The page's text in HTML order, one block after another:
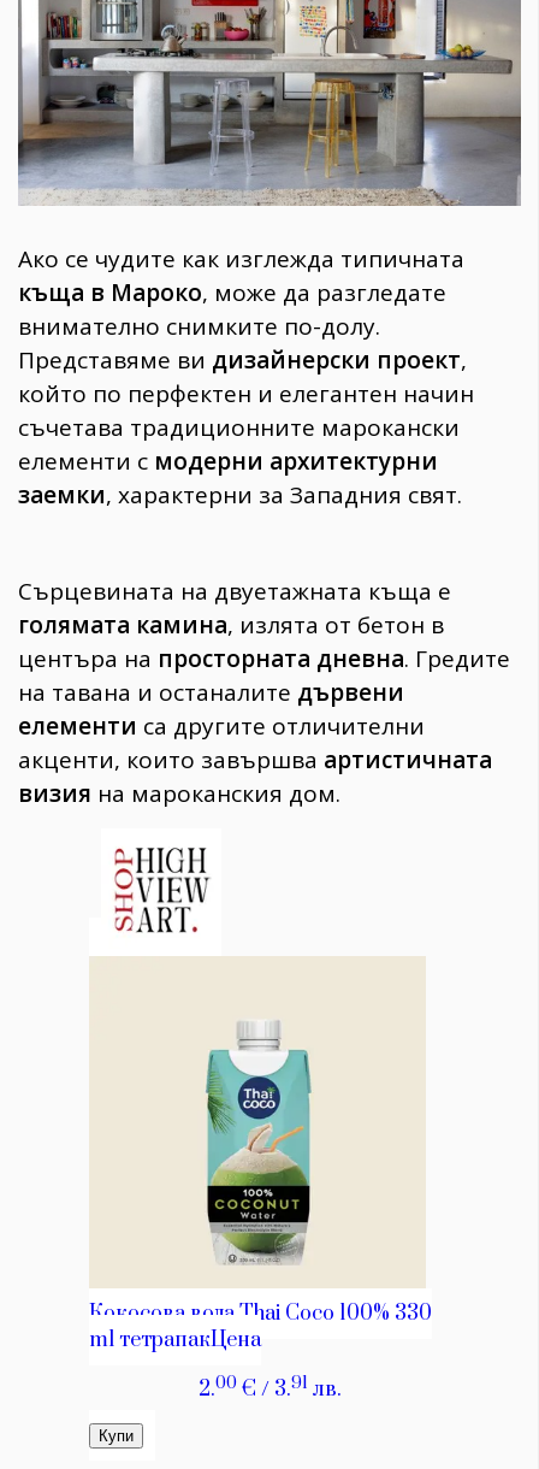
Пътувай
237
Здраве 389
Gentlemen
382
Wellness
1817
ПОСЛЕДВАЙТЕ
НИ
Ако се чудите как изглежда типичната
къща в Мароко, може да разгледате
внимателно снимките по-долу.
Представяме ви дизайнерски проект,
който по перфектен и елегантен начин
съчетава традиционните марокански
елементи с модерни архитектурни
заемки, характерни за Западния свят.
Сърцевината на двуетажната къща е
голямата камина, излята от бетон в
центъра на просторната дневна. Гредите
на тавана и останалите дървени
елементи са другите отличителни
акценти, които завършва артистичната
визия на мароканския дом.